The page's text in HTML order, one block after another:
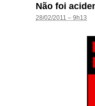
Não foi
28/02/2011 – 9h13